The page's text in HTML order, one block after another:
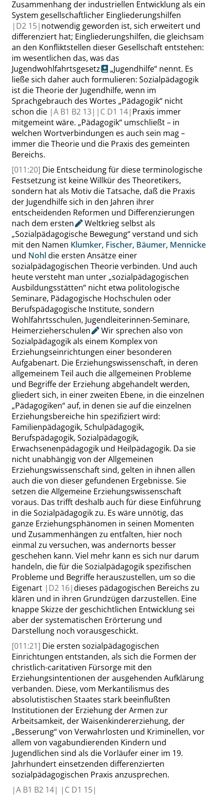
Zusammenhang der industriellen Entwicklung als ein
System gesellschaftlicher Eingliederungshilfen
| D2 15| notwendig geworden ist, sich erweitert und
differenziert hat; Eingliederungshilfen, die gleichsam
an den Konfliktstellen dieser Gesellschaft entstehen:
im wesentlichen das, was das
Jugendwohlfahrtsgesetz
„Jugendhilfe“nennt. Es
ließe sich daher auch formulieren: Sozialpädagogik
ist die Theorie der Jugendhilfe, wenn im
Sprachgebrauch des Wortes „Pädagogik“ nicht
schon die |A B1 B2 13| | C D1 14| Praxis immer
mitgemeint wäre. „Pädagogik“ umschließt – in
welchen Wortverbindungen es auch sein mag –
immer die Theorie und die Praxis des gemeinten
Bereichs.
[011:20] Die Entscheidung für diese terminologische
Festsetzung ist keine Willkür des Theoretikers,
sondern hat als Motiv die Tatsache, daß die Praxis
der Jugendhilfe sich in den Jahren ihrer
entscheidenden Reformen und Differenzierungen
nach dem ersten
Weltkrieg selbst als
„Sozialpädagogische Bewegung“verstand und sich
mit den Namen Klumker, Fischer, Bäumer, Mennicke
und Nohldie ersten Ansätze einer
sozialpädagogischen Theorie verbinden. Und auch
heute versteht man unter „sozialpädagogischen
Ausbildungsstätten“ nicht etwa politologische
Seminare, Pädagogische Hochschulen oder
Berufspädagogische Institute, sondern
Wohlfahrtsschulen, Jugendleiterinnen-Seminare,
Heimerzieherschulen
Wir sprechen also von
Sozialpädagogik als einem Komplex von
Erziehungseinrichtungen einer besonderen
Aufgabenart. Die Erziehungswissenschaft, in deren
allgemeinem Teil auch die allgemeinen Probleme
und Begriffe der Erziehung abgehandelt werden,
gliedert sich, in einer zweiten Ebene, in die einzelnen
„Pädagogiken“auf, in denen sie auf die einzelnen
Erziehungsbereiche hin spezifiziert wird:
Familienpädagogik, Schulpädagogik,
Berufspädagogik, Sozialpädagogik,
Erwachsenenpädagogik und Heilpädagogik. Da sie
nicht unabhängig von der Allgemeinen
Erziehungswissenschaft sind, gelten in ihnen allen
auch die von dieser gefundenen Ergebnisse. Sie
setzen die Allgemeine Erziehungswissenschaft
voraus. Das trifft deshalb auch für diese Einführung
in die Sozialpädagogik zu. Es wäre unnötig, das
ganze Erziehungsphänomen in seinen Momenten
und Zusammenhängen zu entfalten, hier noch
einmal zu versuchen, was andernorts besser
geschehen kann. Viel mehr kann es sich nur darum
handeln, die für die Sozialpädagogik spezifischen
Probleme und Begriffe herauszustellen, um so die
Eigenart | D2 16|dieses pädagogischen Bereichs zu
klären und in ihren Grundzügen darzustellen. Eine
knappe Skizze der geschichtlichen Entwicklung sei
aber der systematischen Erörterung und
Darstellung noch vorausgeschickt.
[011:21] Die ersten sozialpädagogischen
Einrichtungen entstanden, als sich die Formen der
christlich-caritativen Fürsorge mit den
Erziehungsintentionen der ausgehenden Aufklärung
verbanden. Diese, vom Merkantilismus des
absolutistischen Staates stark beeinflußten
Institutionen der Erziehung der Armen zur
Arbeitsamkeit, der Waisenkindererziehung, der
„Besserung“von Verwahrlosten und Kriminellen, vor
allem von vagabundierenden Kindern und
Jugendlichen sind als die Vorläufer einer im 19.
Jahrhundert einsetzenden differenzierten
sozialpädagogischen Praxis anzusprechen.
|A B1 B2 14| | C D1 15|